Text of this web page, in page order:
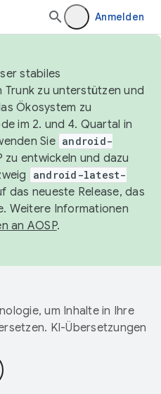
Anmelden
stabiles
Trunk zu unterstützen und
Ökosystem zu
im 2. und 4. Quartal in
Sie android-
zu entwickeln und dazu
android-latest-
das neueste Release, das
Weitere Informationen
an AOSP.
um Inhalte in Ihre
KI-Übersetzungen